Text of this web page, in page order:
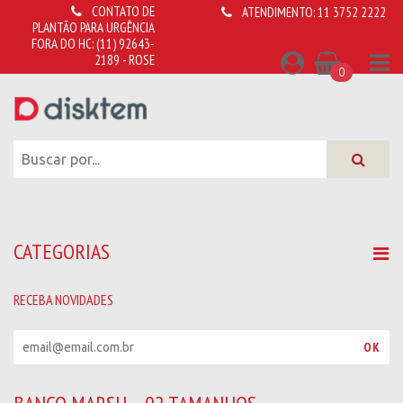
CONTATO DE
PLANTÃO PARA URGÊNCIA
FORA DO HC:(11) 92643-
2189 - ROSE
ATENDIMENTO:11 3752 2222
0
CATEGORIAS
RECEBA NOVIDADES
OK